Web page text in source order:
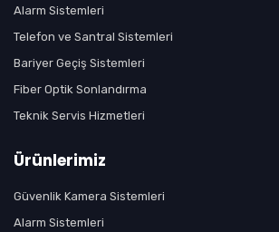
Alarm Sistemleri
Telefon ve Santral Sistemleri
Bariyer Geçiş Sistemleri
Fiber Optik Sonlandırma
Teknik Servis Hizmetleri
Ürünlerimiz
Güvenlik Kamera Sistemleri
Alarm Sistemleri